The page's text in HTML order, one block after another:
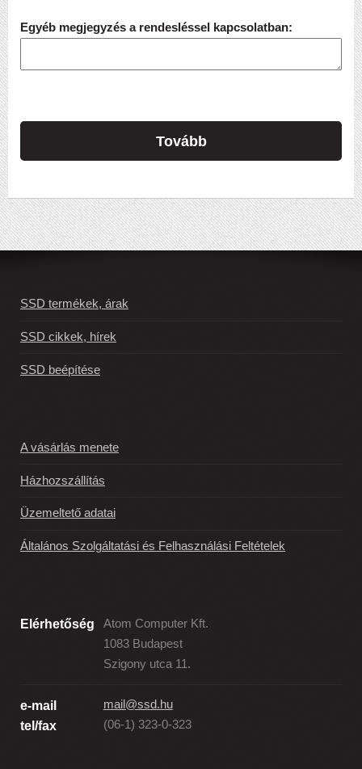
Egyéb megjegyzés a rendesléssel kapcsolatban:
Tovább
SSD termékek, árak
SSD cikkek, hírek
SSD beépítése
A vásárlás menete
Házhozszállítás
Üzemeltető adatai
Általános Szolgáltatási és Felhasználási Feltételek
Elérhetőség
Atom Computer Kft.
1083 Budapest
Szigony utca 11.
e-mail
tel/fax
mail@ssd.hu
(06-1) 323-0-323